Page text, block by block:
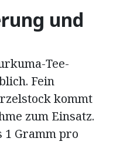
und
Tee-
Fein
kommt
zum Einsatz.
1 Gramm pro